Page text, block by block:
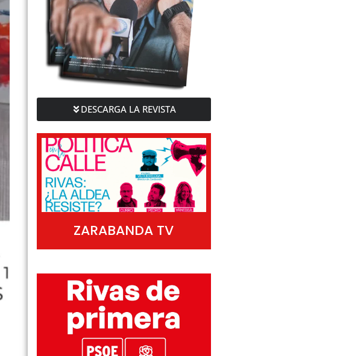
DESCARGA LA REVISTA
ZARABANDA TV